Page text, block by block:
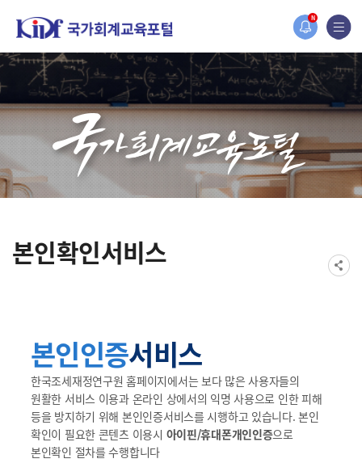
N
홈페이지가 새롭게 개편되었습니다.
한국조세재정연구원홈페이지가 새롭게 개설되었습니다.
본인확인서비스
본인인증서비스
한국조세재정연구원 홈페이지에서는 보다 많은 사용자들의
원활한 서비스 이용과 온라인 상에서의 익명 사용으로 인한 피해
등을 방지하기 위해 본인인증서비스를 시행하고 있습니다. 본인
확인이 필요한 콘텐츠 이용시 아이핀/휴대폰개인인증으로
본인확인 절차를 수행합니다